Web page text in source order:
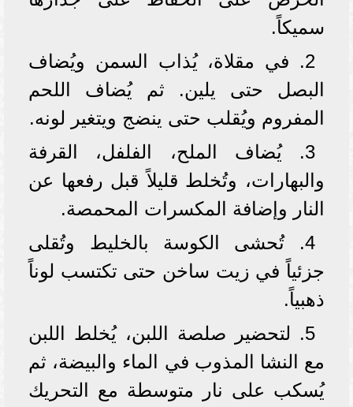
سميكاً.
2. في مقلاة، يُذاب السمن ويُضاف
البصل حتى يلين. ثم يُضاف اللحم
المفروم ويُقلب حتى ينضج ويتغير لونه.
3. يُضاف الملح، الفلفل، القرفة
والبهارات، وتُخلط قليلاً قبل رفعها عن
النار وإضافة المكسرات المحمصة.
4. تُحشى الكوسة بالخليط وتُقلى
جزئياً في زيت ساخن حتى تكتسب لوناً
ذهبياً.
5. لتحضير صلصة اللبن، يُخلط اللبن
مع النشا المذوب في الماء والبيضة، ثم
يُسكب على نار متوسطة مع التحريك